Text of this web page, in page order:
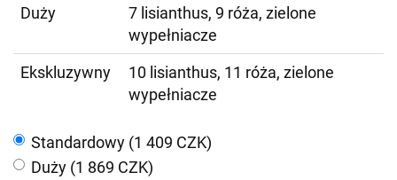
Duży
7 lisianthus, 9 róża, zielone
wypełniacze
Ekskluzywny
10 lisianthus, 11 róża, zielone
wypełniacze
Standardowy (1 409 CZK)
Duży (1 869 CZK)